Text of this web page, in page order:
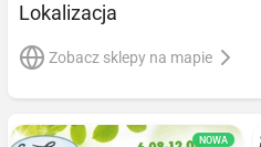
Lokalizacja
Zobacz sklepy na mapie
NOWA